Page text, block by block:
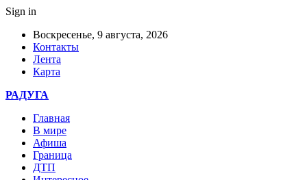
Sign in
Воскресенье, 9 августа, 2026
Контакты
Лента
Карта
РАДУГА
Главная
В мире
Афиша
Граница
ДТП